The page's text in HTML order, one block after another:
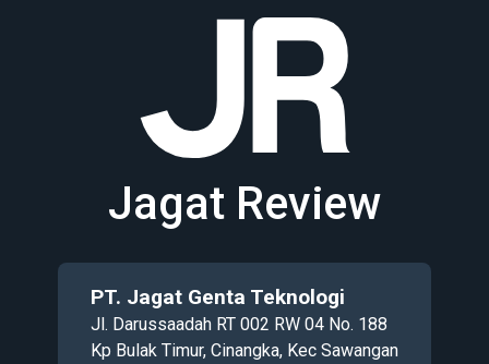
Jagat Review
PT. Jagat Genta Teknologi
Jl. Darussaadah RT 002 RW 04 No. 188
Kp Bulak Timur, Cinangka, Kec Sawangan